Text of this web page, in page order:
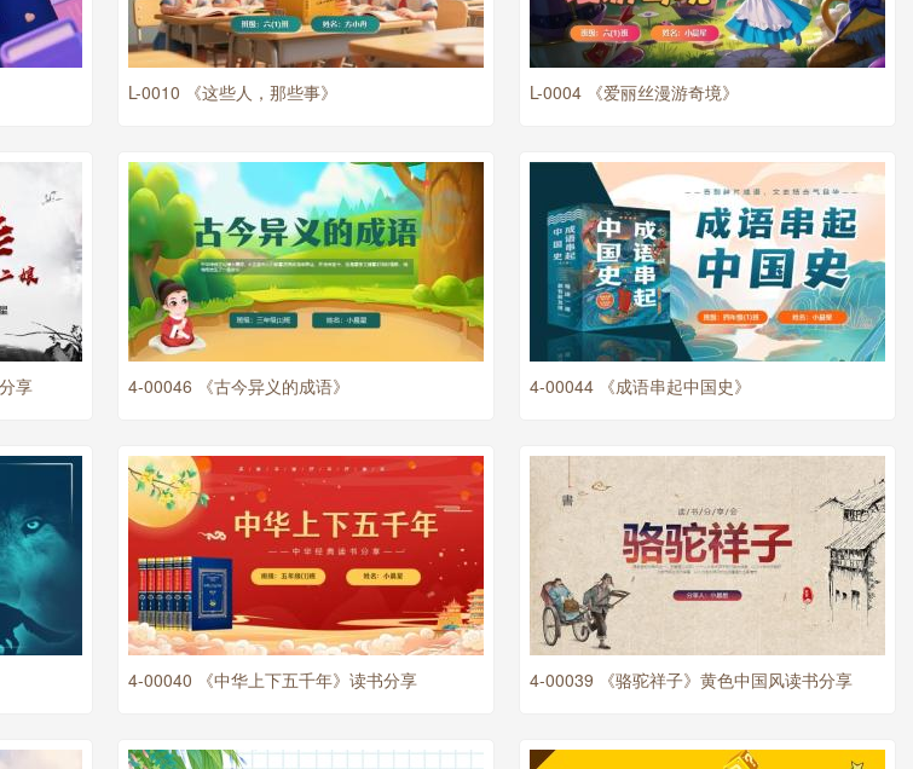
L-0010 《这些人，那些事》 L-0004 《爱丽丝漫游奇境》
享 4-00046 《古今异义的成语》 4-00044 《成语串起中国史》
4-00040 《中华上下五千年》读书分享 4-00039 《骆驼祥子》黄色中国风读书分享